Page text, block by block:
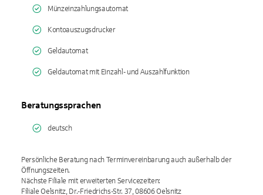
Münzeinzahlungsautomat
Kontoauszugsdrucker
Geldautomat
Geldautomat mit Einzahl- und Auszahlfunktion
Beratungssprachen
deutsch
Persönliche Beratung nach Terminvereinbarung auch außerhalb der
Öffnungszeiten.
Nächste Filiale mit erweiterten Servicezeiten:
Filiale Oelsnitz, Dr.-Friedrichs-Str. 37, 08606 Oelsnitz